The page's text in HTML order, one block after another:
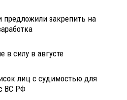
предложили закрепить на
в силу в августе
лиц с судимостью для
ВС РФ